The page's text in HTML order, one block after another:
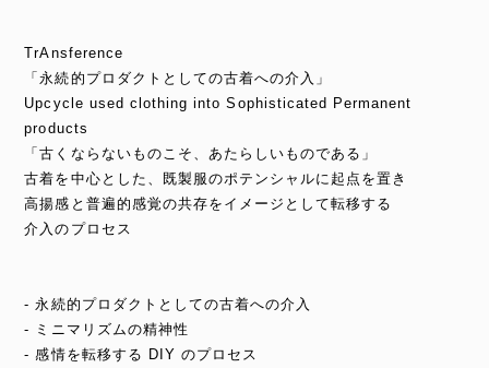
TrAnsference
「永続的プロダクトとしての古着への介入」
Upcycle used clothing into Sophisticated Permanent
products
「古くならないものこそ、あたらしいものである」
古着を中心とした、既製服のポテンシャルに起点を置き
高揚感と普遍的感覚の共存をイメージとして転移する
介入のプロセス
- 永続的プロダクトとしての古着への介入
- ミニマリズムの精神性
- 感情を転移する DIY のプロセス